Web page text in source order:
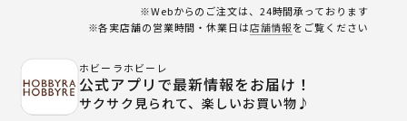
※Webからのご注文は、24時間承っております
※各実店舗の営業時間・休業日は店舗情報をご覧ください
ホビーラホビーレ
公式アプリで最新情報をお届け！
サクサク見られて、楽しいお買い物♪